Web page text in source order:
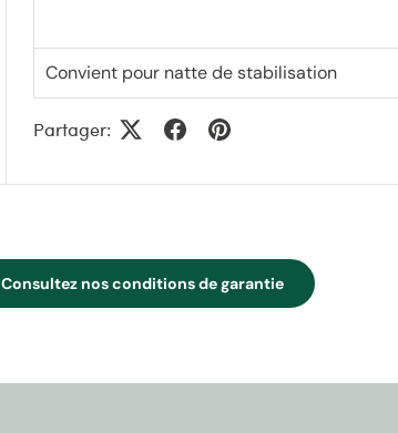
Convient pour natte de stabilisation
Partager:
Consultez nos conditions de garantie